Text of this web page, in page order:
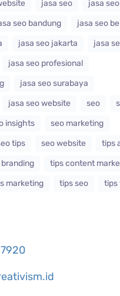
jasa seo
jasa
seo bandung
jasa seo
jasa seo jakarta
jasa
jasa seo profesional
jasa seo surabaya
jasa seo website seo
insights
seo marketing
tips seo website
tips
tips content
marketing tips seo tips